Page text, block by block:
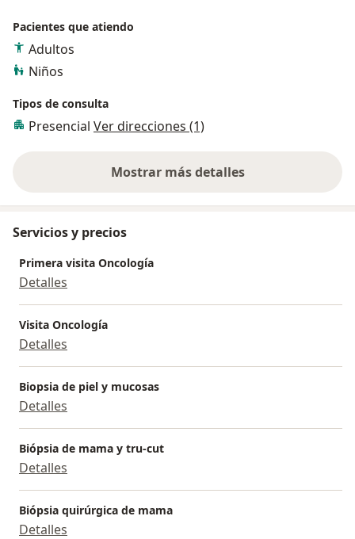
Pacientes que atiendo
Adultos
Niños
Tipos de consulta
Presencial Ver direcciones (1)
Mostrar más detalles
sobre la experiencia
Servicios y precios
Primera visita Oncología
Detalles
Visita Oncología
Detalles
Biopsia de piel y mucosas
Detalles
Biópsia de mama y tru-cut
Detalles
Biópsia quirúrgica de mama
Detalles